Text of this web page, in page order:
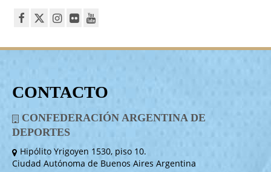
CONTACTO
CONFEDERACIÓN ARGENTINA DE
DEPORTES
Hipólito Yrigoyen 1530, piso 10.
Ciudad Autónoma de Buenos Aires Argentina